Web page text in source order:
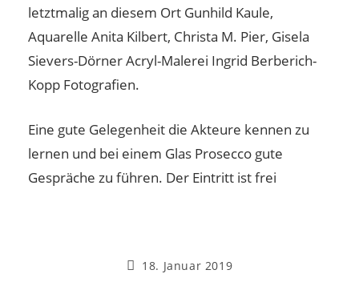
letztmalig an diesem Ort Gunhild Kaule,
Aquarelle Anita Kilbert, Christa M. Pier, Gisela
Sievers-Dörner Acryl-Malerei Ingrid Berberich-
Kopp Fotografien.
Eine gute Gelegenheit die Akteure kennen zu
lernen und bei einem Glas Prosecco gute
Gespräche zu führen. Der Eintritt ist frei
18. Januar 2019